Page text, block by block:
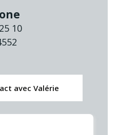
10
avec Valérie